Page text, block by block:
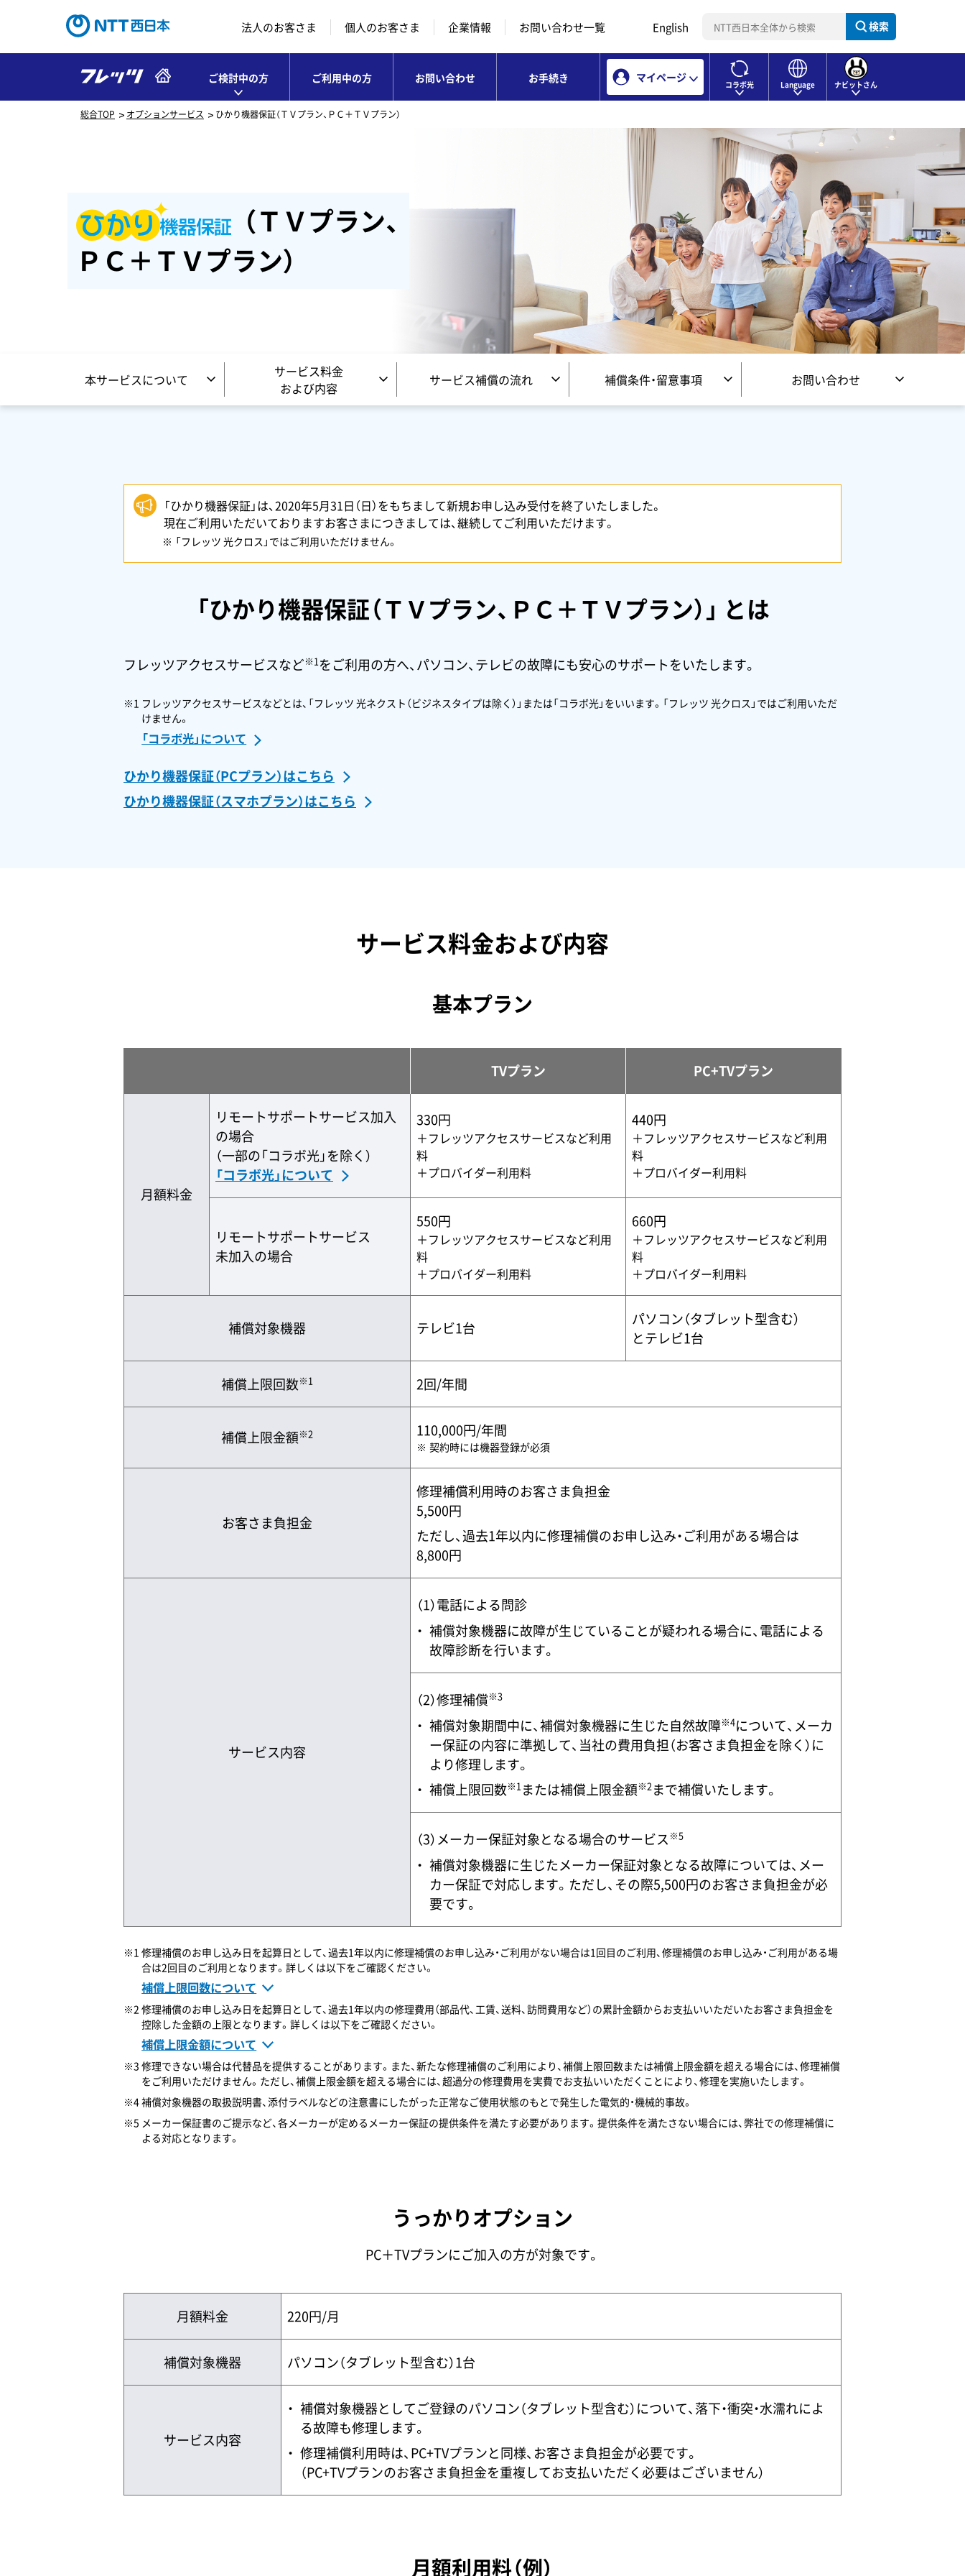
コンテンツのリンクナビゲーションへ移動
法人のお客さま 個人のお客さま 企業情報 お問い合わせ一覧 English 検索
ご検討中の方 ご利用中の方 お問い合わせ お手続き マイページ
コラボ光 Language ナビットさん
総合TOP オプションサービス ひかり機器保証（ＴＶプラン、ＰＣ＋ＴＶプラン）
（ＴＶプラン、
ＰＣ＋ＴＶプラン）
本サービスについて
サービス料金
および内容
サービス補償の流れ 補償条件・留意事項 お問い合わせ
「ひかり機器保証」は、2020年5月31日（日）をもちまして新規お申し込み受付を終了いたしました。
現在ご利用いただいておりますお客さまにつきましては、継続してご利用いただけます。
「フレッツ 光クロス」ではご利用いただけません。
「ひかり機器保証（ＴＶプラン、ＰＣ＋ＴＶプラン）」 とは
フレッツアクセスサービスなど※1 をご利用の方へ、パソコン、テレビの故障にも安心のサポートをいたします。
※1 フレッツアクセスサービスなどとは、「フレッツ 光ネクスト（ビジネスタイプは除く）」または「コラボ光」をいいます。「フレッツ 光クロス」ではご利用いただ
けません。
「コラボ光」について
ひかり機器保証（PCプラン）はこちら
ひかり機器保証（スマホプラン）はこちら
サービス料金および内容
基本プラン
TVプラン PC+TVプラン
月額料金
リモートサポートサービス加入
の場合
（一部の「コラボ光」を除く）
「コラボ光」について
330円
＋フレッツアクセスサービスなど利用
料
＋プロバイダー利用料
440円
＋フレッツアクセスサービスなど利用
料
＋プロバイダー利用料
リモートサポートサービス
未加入の場合
550円
＋フレッツアクセスサービスなど利用
料
＋プロバイダー利用料
660円
＋フレッツアクセスサービスなど利用
料
＋プロバイダー利用料
補償対象機器 テレビ1台
パソコン（タブレット型含む）
とテレビ1台
補償上限回数※1 2回/年間
補償上限金額※2 110,000円/年間
契約時には機器登録が必須
お客さま負担金
修理補償利用時のお客さま負担金
5,500円
ただし、過去1年以内に修理補償のお申し込み・ご利用がある場合は
8,800円
サービス内容
（1）電話による問診
補償対象機器に故障が生じていることが疑われる場合に、電話による
故障診断を行います。
（2）修理補償※3
補償対象期間中に、補償対象機器に生じた自然故障※4について、メーカ
ー保証の内容に準拠して、当社の費用負担（お客さま負担金を除く）に
より修理します。
補償上限回数※1 または補償上限金額※2 まで補償いたします。
（3）メーカー保証対象となる場合のサービス ※5
補償対象機器に生じたメーカー保証対象となる故障については、メー
カー保証で対応します。ただし、その際5,500円のお客さま負担金が必
要です。
※1 修理補償のお申し込み日を起算日として、過去1年以内に修理補償のお申し込み・ご利用がない場合は1回目のご利用、修理補償のお申し込み・ご利用がある場
合は2回目のご利用となります。詳しくは以下をご確認ください。
補償上限回数について
※2 修理補償のお申し込み日を起算日として、過去1年以内の修理費用（部品代、工賃、送料、訪問費用など）の累計金額からお支払いいただいたお客さま負担金を
控除した金額の上限となります。詳しくは以下をご確認ください。
補償上限金額について
※3 修理できない場合は代替品を提供することがあります。また、新たな修理補償のご利用により、補償上限回数または補償上限金額を超える場合には、修理補償
をご利用いただけません。ただし、補償上限金額を超える場合には、超過分の修理費用を実費でお支払いいただくことにより、修理を実施いたします。
※4 補償対象機器の取扱説明書、添付ラベルなどの注意書にしたがった正常なご使用状態のもとで発生した電気的・機械的事故。
※5 メーカー保証書のご提示など、各メーカーが定めるメーカー保証の提供条件を満たす必要があります。提供条件を満たさない場合には、弊社での修理補償に
よる対応となります。
うっかりオプション
PC＋TVプランにご加入の方が対象です。
月額料金 220円/月
補償対象機器 パソコン（タブレット型含む）1台
サービス内容
補償対象機器としてご登録のパソコン（タブレット型含む）について、落下・衝突・水濡れによ
る故障も修理します。
修理補償利用時は、PC+TVプランと同様、お客さま負担金が必要です。
（PC+TVプランのお客さま負担金を重複してお支払いただく必要はございません）
月額利用料（例）